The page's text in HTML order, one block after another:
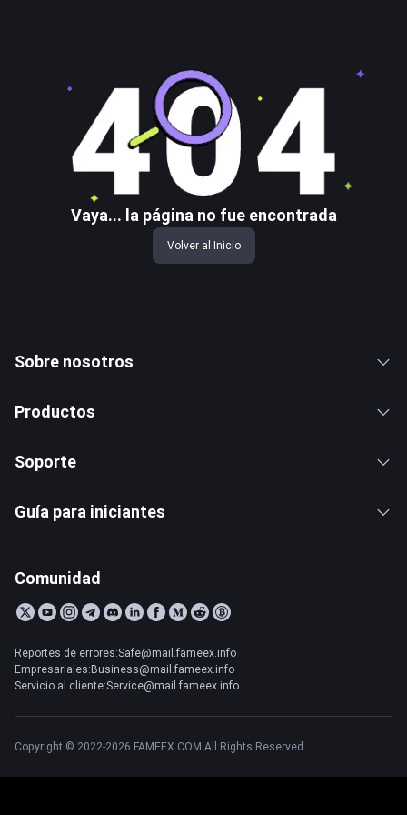
Vaya... la página no fue encontrada
Volver al Inicio
Sobre nosotros
Productos
Soporte
Guía para iniciantes
Comunidad
Reportes de errores:Safe@mail.fameex.info
Empresariales:Business@mail.fameex.info
Servicio al cliente:Service@mail.fameex.info
Copyright © 2022-2026 FAMEEX.COM All Rights Reserved